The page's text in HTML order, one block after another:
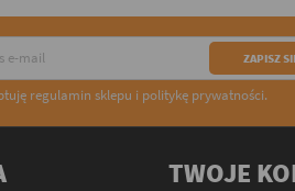
regulamin sklepu i politykę prywatności.
TWOJE